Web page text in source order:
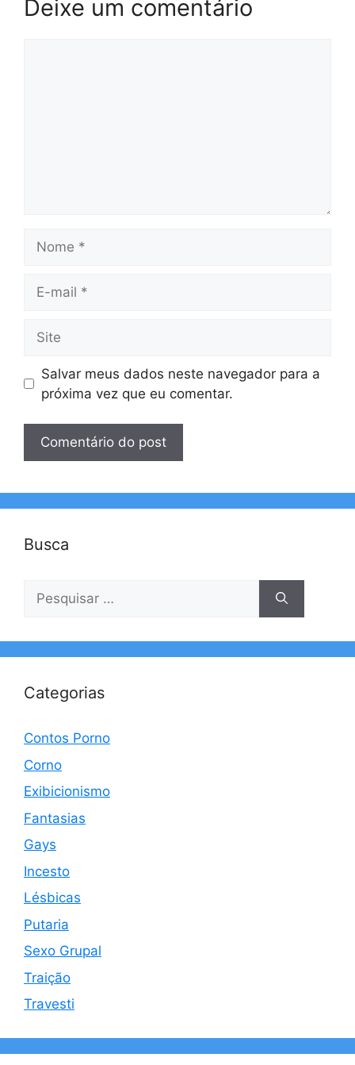
Deixe um comentário
mail
Salvar meus dados neste navegador para a
próxima vez que eu comentar.
Busca
Pesquisar
Categorias
Contos Porno
Corno
Exibicionismo
Fantasias
Gays
Incesto
Lésbicas
Putaria
Sexo Grupal
Traição
Travesti